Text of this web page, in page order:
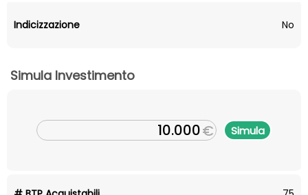
Indicizzazione No
Simula Investimento
€ Simula